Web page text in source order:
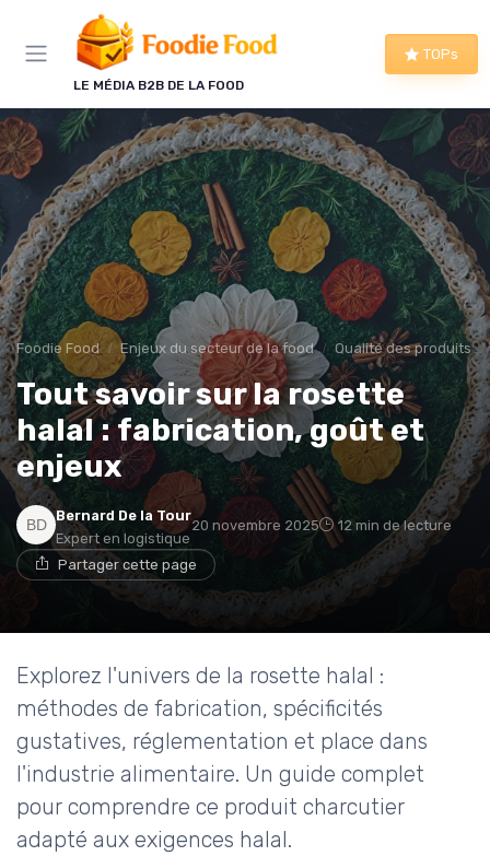
LE MÉDIA B2B DE LA FOOD
TOPs
Foodie Food Enjeux du secteur de la food Qualité des produits
Tout savoir sur la rosette
halal : fabrication, goût et
enjeux
Bernard De la Tour
Expert en logistique
20 novembre 2025 12 min de lecture
Partager cette page
Explorez l'univers de la rosette halal :
méthodes de fabrication, spécificités
gustatives, réglementation et place dans
l'industrie alimentaire. Un guide complet
pour comprendre ce produit charcutier
adapté aux exigences halal.
Panneau de gestion des cookies